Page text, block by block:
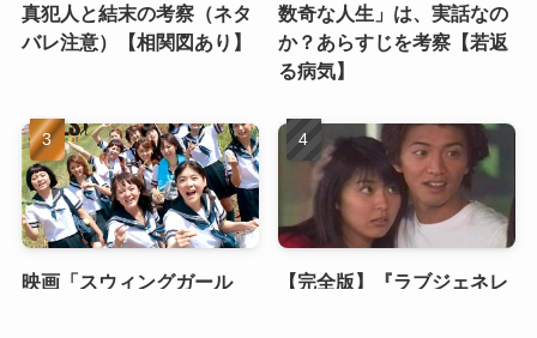
真犯人と結末の考察（ネタ
バレ注意）【相関図あり】
数奇な人生」は、実話なの
か？あらすじを考察【若返
る病気】
映画「スウィングガール
【完全版】『ラブジェネレ